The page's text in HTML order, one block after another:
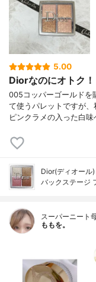
5.00
Diorなのにオトク！
005コッパーゴールドを
て使うパレットですが
ピンクラメの入った白
Dior(ディオール)
バックステージ
スーパーニート
ももを。